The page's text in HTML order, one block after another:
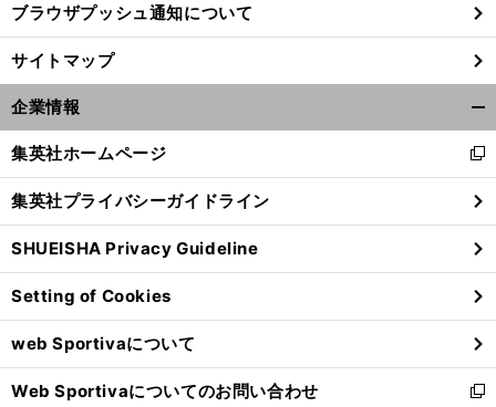
ブラウザプッシュ通知について
サイトマップ
企業情報
閉
る
集英社ホームページ
新
し
い
ウ
ィ
ン
ド
ウ
で
開
く
集英社プライバシーガイドライン
SHUEISHA Privacy Guideline
Setting of Cookies
web Sportivaについて
Web Sportivaについてのお問い合わせ
新